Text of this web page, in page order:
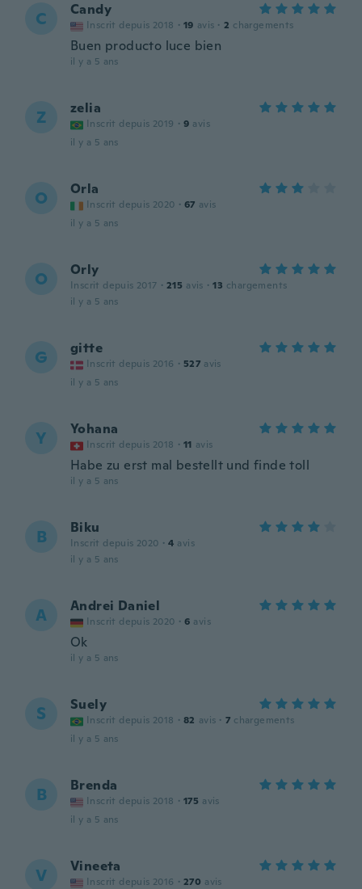
C Candy
Inscrit depuis 2018 · 19 avis · 2 chargements
Buen producto luce bien
il y a 5 ans
Z zelia
Inscrit depuis 2019 · 9 avis
il y a 5 ans
O Orla
Inscrit depuis 2020 · 67 avis
il y a 5 ans
O Orly
Inscrit depuis 2017 · 215 avis · 13 chargements
il y a 5 ans
G gitte
Inscrit depuis 2016 · 527 avis
il y a 5 ans
Y Yohana
Inscrit depuis 2018 · 11 avis
Habe zu erst mal bestellt und finde toll
il y a 5 ans
B Biku
Inscrit depuis 2020 · 4 avis
il y a 5 ans
A Andrei Daniel
Inscrit depuis 2020 · 6 avis
Ok
il y a 5 ans
S Suely
Inscrit depuis 2018 · 82 avis · 7 chargements
il y a 5 ans
B Brenda
Inscrit depuis 2018 · 175 avis
il y a 5 ans
V Vineeta
Inscrit depuis 2016 · 270 avis